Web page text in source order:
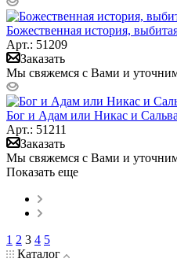
Божественная история,
Арт.: 51209
Заказать
Мы свяжемся с Вами и уточним
Бог и Адам или Никас и
Арт.: 51211
Заказать
Мы свяжемся с Вами и уточним
Показать еще
1 2 3 4 5
Каталог